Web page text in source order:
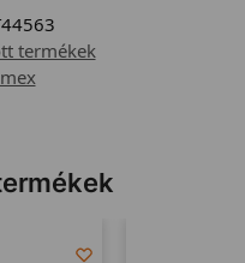
termékek